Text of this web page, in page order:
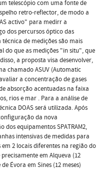
telescópio com uma fonte de
retro-reflector, de modo a
activo" para medirr a
dos percursos óptico das
de medições são mais
do que as medições "in situ", que
a proposta visa desenvolver,
chamado ASUV (Automatic
a concentração de gases
absorção acentuadas na faixa
rios e mar . Para a análise de
DOAS será utilizada. Após
da nova
equipamentos SPATRAM2,
intensivas de medidas para
2 locais diferentes na região do
em Alqueva (12
Évora em Sines (12 meses)